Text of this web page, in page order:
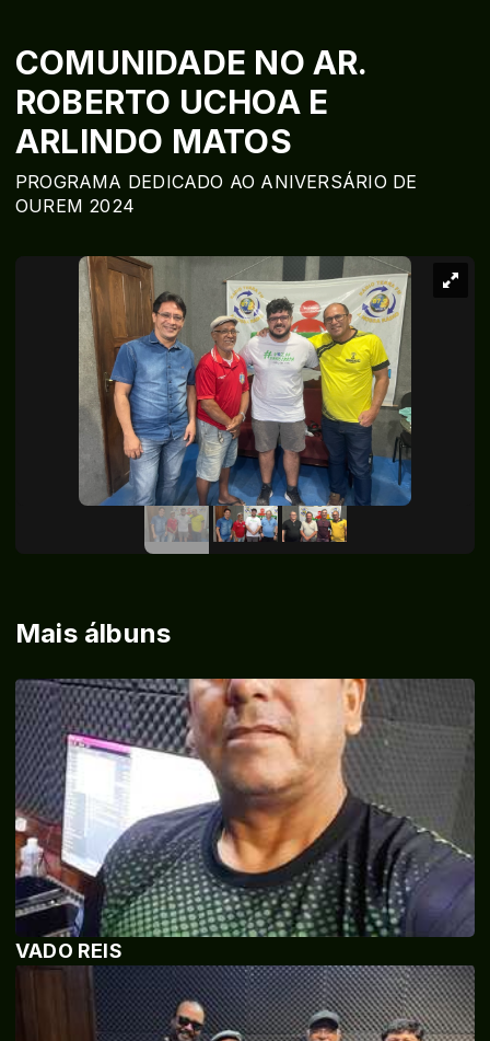
COMUNIDADE NO AR.
ROBERTO UCHOA E
ARLINDO MATOS
PROGRAMA DEDICADO AO ANIVERSÁRIO DE
OUREM 2024
Mais álbuns
VADO REIS